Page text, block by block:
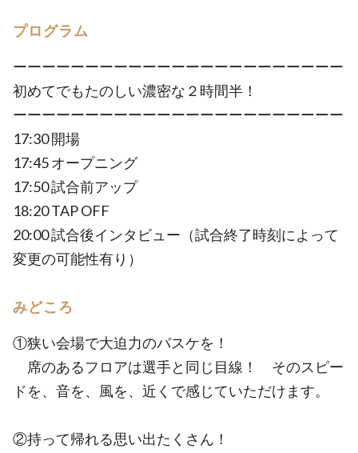
プログラム
ーーーーーーーーーーーーーーーーーーーーーーー
初めてでもたのしい濃密な２時間半！
ーーーーーーーーーーーーーーーーーーーーーーー
17:30 開場
17:45 オープニング
17:50 試合前アップ
18:20 TAP OFF
20:00 試合後インタビュー（試合終了時刻によって
変更の可能性有り）
みどころ
①狭い会場で大迫力のバスケを！
席のあるフロアは選手と同じ目線！ そのスピー
ドを、音を、風を、近くで感じていただけます。
②持って帰れる思い出たくさん！